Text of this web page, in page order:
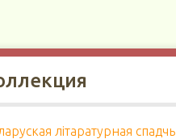
літаратурная